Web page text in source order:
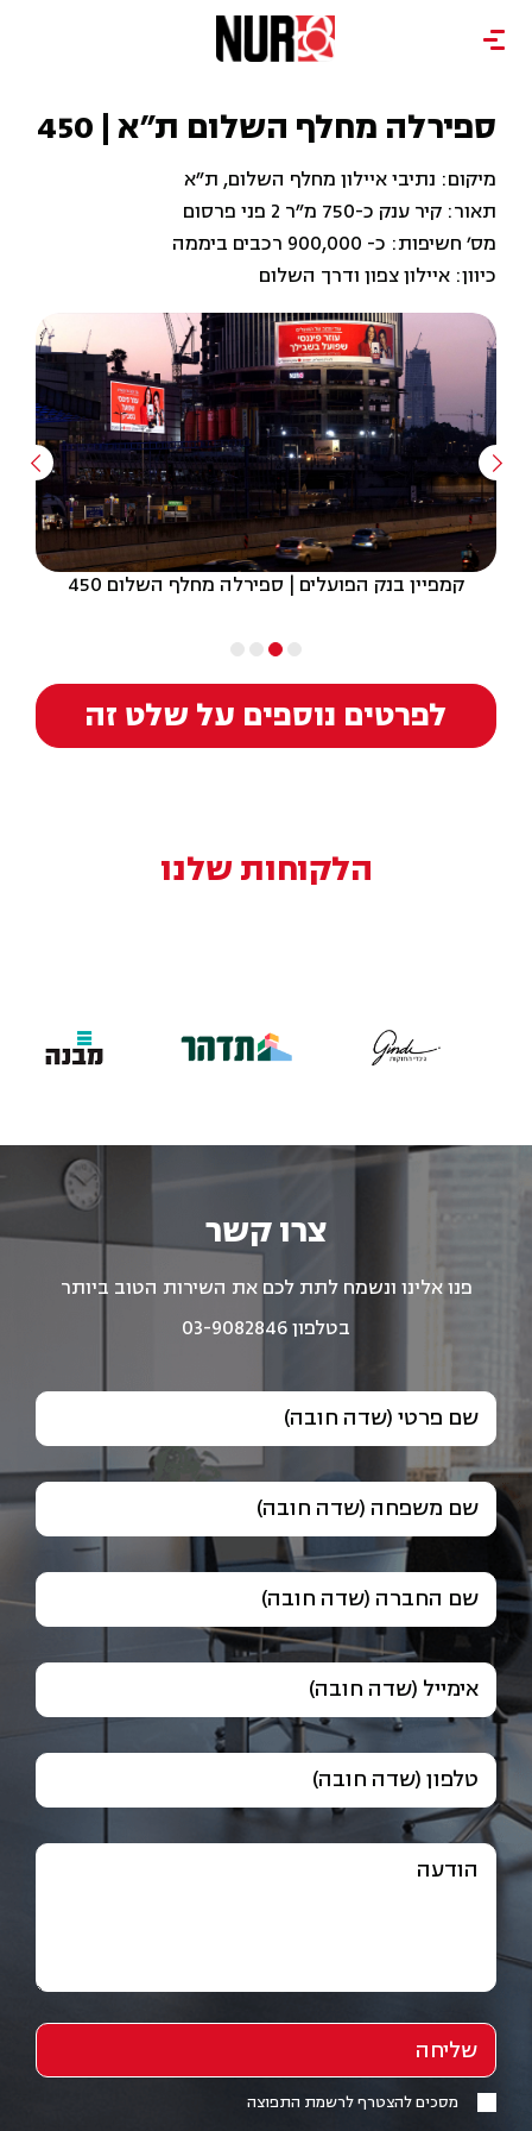
ספירלה מחלף השלום ת"א | 450
מיקום: נתיבי איילון מחלף השלום, ת"א
תאור: קיר ענק כ-750 מ"ר 2 פני פרסום
מס׳ חשיפות: כ- 900,000 רכבים ביממה
כיוון: איילון צפון ודרך השלום
קמפיין בנק הפועלים | ספירלה מחלף השלום 450
לפרטים נוספים על שלט זה
הלקוחות שלנו
צרו קשר
פנו אלינו ונשמח לתת לכם את השירות הטוב ביותר
בטלפון 03-9082846
שם פרטי (שדה חובה)
שם משפחה (שדה חובה)
שם החברה (שדה חובה)
אימייל (שדה חובה)
טלפון (שדה חובה)
הודעה
מסכים להצטרף לרשמת התפוצה